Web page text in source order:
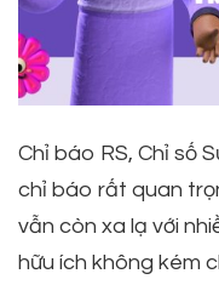
Chỉ báo RS, Chỉ số
chỉ báo rất quan
vẫn còn xa lạ với
hữu ích không kém